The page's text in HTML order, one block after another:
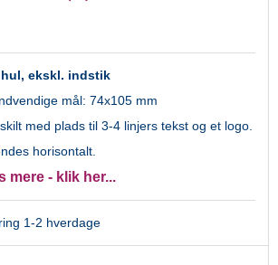
ekskl. indstik
mål: 74x105 mm
med plads til 3-4 linjers tekst og et logo.
horisontalt.
mere - klik her...
1-2 hverdage